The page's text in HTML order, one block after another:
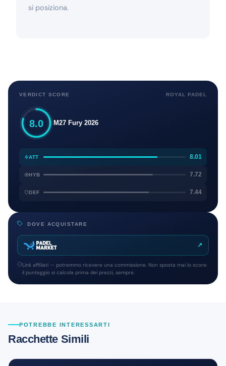
si posiziona.
VERDICT SCORE ROYAL PADEL
8.0 M27 Fury 2026
ATT 8.01
HYB 7.72
DEF 7.44
DOVE ACQUISTARE
↗
Link affiliati — potremmo ricevere una commissione. Non sposta mai lo score:
il punteggio si calcola prima dei prezzi, sempre.
POTREBBE INTERESSARTI
Racchette Simili